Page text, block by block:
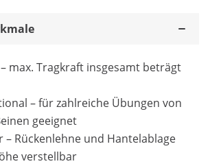
max. Tragkraft insgesamt beträgt
– für zahlreiche Übungen von
geeignet
– Rückenlehne und Hantelablage
verstellbar